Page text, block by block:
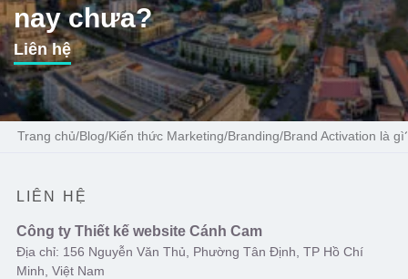
nay chưa?
Liên hệ
Trang chủ/Blog/Kiến thức Marketing/Branding/Brand Activation là
LIÊN HỆ
Công ty Thiết kế website Cánh Cam
Địa chỉ: 156 Nguyễn Văn Thủ, Phường Tân Định, TP Hồ Chí
Minh, Việt Nam